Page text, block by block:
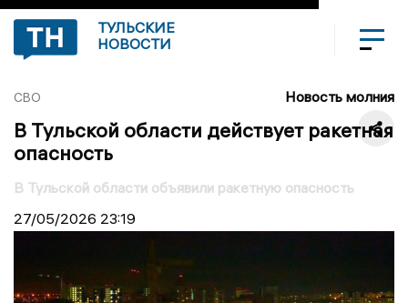
ТУЛЬСКИЕ
НОВОСТИ
СВО Новость молния
В Тульской области действует ракетная
опасность
В Тульской области объявили ракетную опасность
27/05/2026 23:19